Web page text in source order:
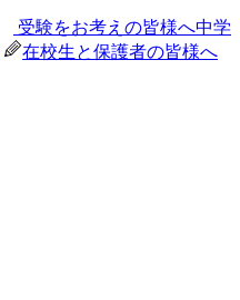
受験をお考えの皆様へ中学
在校生と保護者の皆様へ